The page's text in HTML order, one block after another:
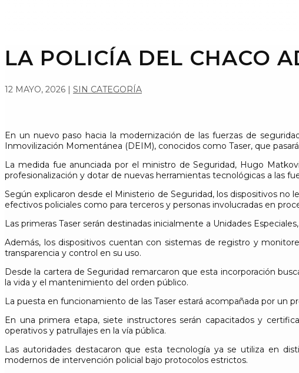
LA POLICÍA DEL CHACO
12 MAYO, 2026 | SIN CATEGORÍA
En un nuevo paso hacia la modernización de las fuerzas de
Inmovilización Momentánea (DEIM), conocidos como Taser, que
La medida fue anunciada por el ministro de Seguridad, Hugo
profesionalización y dotar de nuevas herramientas tecnológicas a las
Según explicaron desde el Ministerio de Seguridad, los dispositivos
efectivos policiales como para terceros y personas involucradas en
Las primeras Taser serán destinadas inicialmente a Unidades
Además, los dispositivos cuentan con sistemas de registro y
transparencia y control en su uso.
Desde la cartera de Seguridad remarcaron que esta incorporación
la vida y el mantenimiento del orden público.
La puesta en funcionamiento de las Taser estará acompañada por un
En una primera etapa, siete instructores serán capacitados y
operativos y patrullajes en la vía pública.
Las autoridades destacaron que esta tecnología ya se utiliza en
modernos de intervención policial bajo protocolos estrictos.